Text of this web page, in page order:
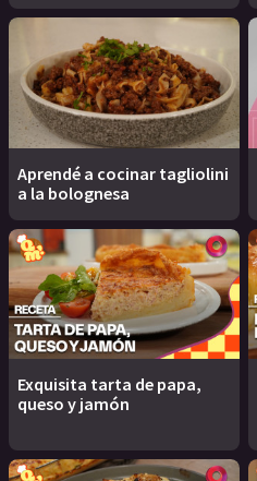
Aprendé a cocinar tagliolini
a la bolognesa
Exquisita tarta de papa,
queso y jamón